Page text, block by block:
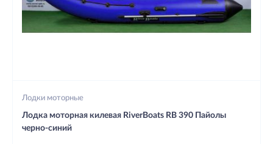
Лодки моторные
Лодка моторная килевая RiverBoats RB 390 Пайолы
черно-синий